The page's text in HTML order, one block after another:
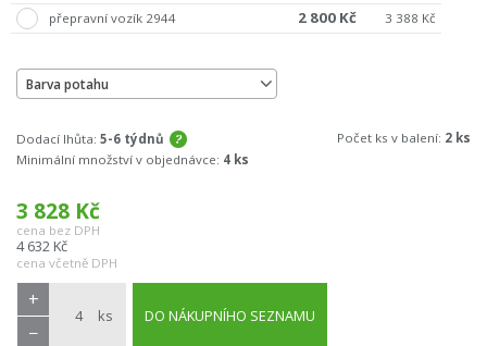
přepravní vozík 2944
2 800 Kč 3 388 Kč
Barva potahu
Dodací lhůta: 5-6 týdnů Počet ks v balení: 2 ks
Minimální množství v objednávce: 4 ks
3 828 Kč
cena bez DPH
4 632 Kč
cena včetně DPH
ks
+
−
DO NÁKUPNÍHO SEZNAMU